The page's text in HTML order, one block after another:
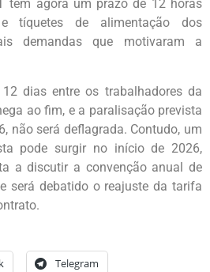
tem agora um prazo de 12 horas
tíquetes de alimentação dos
demandas que motivaram a
dias entre os trabalhadores da
ao fim, e a paralisação prevista
não será deflagrada. Contudo, um
pode surgir no início de 2026,
a discutir a convenção anual de
será debatido o reajuste da tarifa
Telegram